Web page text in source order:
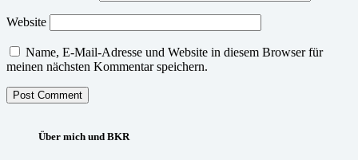
Website
Name, E-Mail-Adresse und Website in diesem Browser für
meinen nächsten Kommentar speichern.
Über mich und BKR